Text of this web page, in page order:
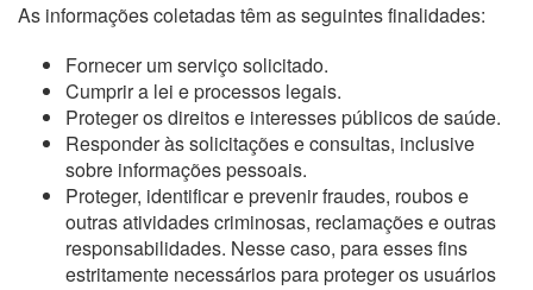
As informações coletadas têm as seguintes finalidades:
Fornecer um serviço solicitado.
Cumprir a lei e processos legais.
Proteger os direitos e interesses públicos de saúde.
Responder às solicitações e consultas, inclusive
sobre informações pessoais.
Proteger, identificar e prevenir fraudes, roubos e
outras atividades criminosas, reclamações e outras
responsabilidades. Nesse caso, para esses fins
estritamente necessários para proteger os usuários